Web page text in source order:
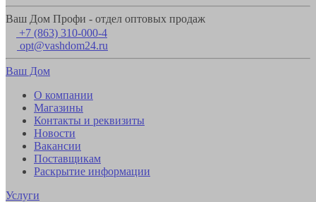
Ваш Дом Профи - отдел оптовых продаж
+7 (863) 310-000-4
opt@vashdom24.ru
Ваш Дом
О компании
Магазины
Контакты и реквизиты
Новости
Вакансии
Поставщикам
Раскрытие информации
Услуги